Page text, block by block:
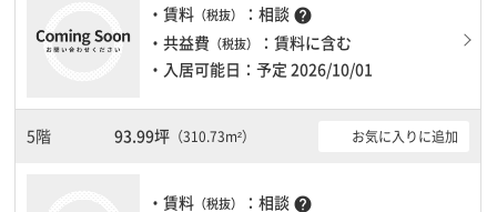
・賃料 （税抜） ：相談 help
・共益費 （税抜）
：賃料に含む
・入居可能日：予定 2026/10/01
5階 93.99坪 （310.73m²） お気に入りに追加
・賃料 （税抜） ：相談 help